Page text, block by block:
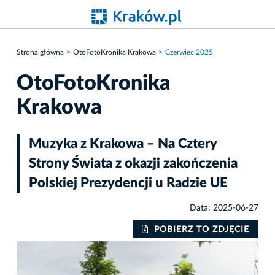
Strona główna OtoFotoKronika Krakowa Czerwiec 2025
OtoFotoKronika
Krakowa
Muzyka z Krakowa – Na Cztery
Strony Świata z okazji zakończenia
Polskiej Prezydencji u Radzie UE
Data: 2025-06-27
POBIERZ TO ZDJĘCIE